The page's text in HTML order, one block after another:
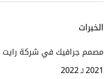
الخبرات
مصمم جرافيك في شركة رايت
2021 لـ 2022